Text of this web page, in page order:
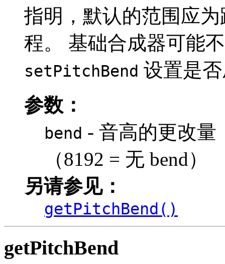
指明，默认的范围应
程。 基础合成器可能
setPitchBend 设置是
参数：
bend - 音高的更改量
（8192 = 无 bend）
另请参见：
getPitchBend()
getPitchBend